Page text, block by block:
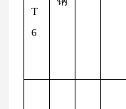
T
6